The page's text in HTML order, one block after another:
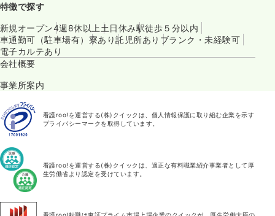
特徴で探す
新規オープン4週8休以上 土日休み駅徒歩５分以内
車通勤可（駐車場有） 寮あり託児所あり ブランク・未経験可
電子カルテあり
会社概要
事業所案内
看護roo!を運営する(株)クイックは、個人情報保護に取り組む企業を示す
プライバシーマークを取得しています。
看護roo!を運営する(株)クイックは、適正な有料職業紹介事業者として厚
生労働省より認定を受けています。